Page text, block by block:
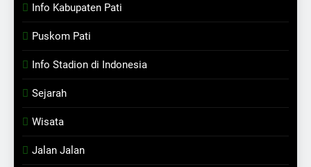
Info Kabupaten Pati
Puskom Pati
Info Stadion di Indonesia
Sejarah
Wisata
Jalan Jalan